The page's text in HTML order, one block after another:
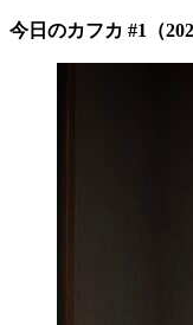
今日のカフカ #1（